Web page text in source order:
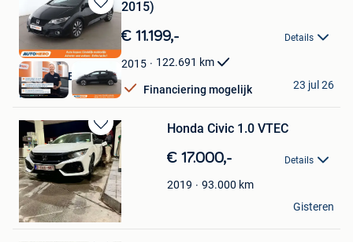
Bewaren
in
Favorieten
2015)
€ 11.199,- Details
2015 122.691 km
Financiering mogelijk
Autohero België
Brussel
23 jul 26
Bewaren
in
Mijn
Favorieten
Honda Civic 1.0 VTEC
€ 17.000,- Details
2019 93.000 km
Annie De moor
Wasmes
Gisteren